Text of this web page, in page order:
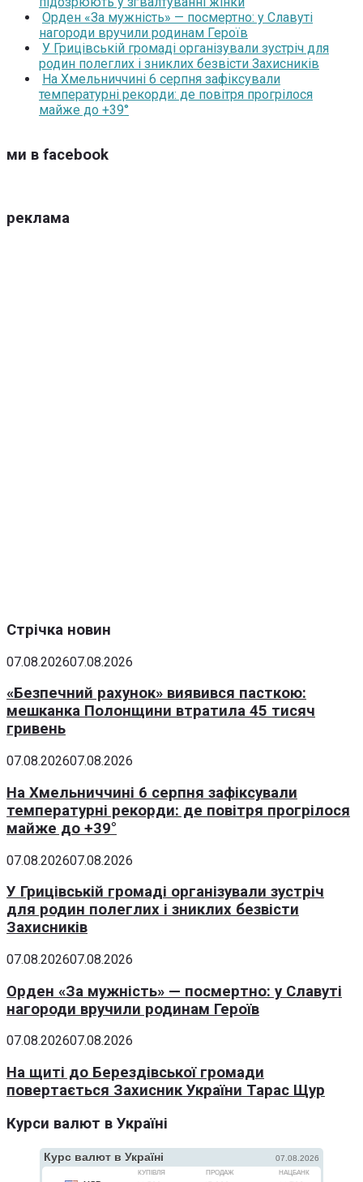
Орден «За мужність» — посмертно: у Славуті
нагороди вручили родинам Героїв
У Грицівській громаді організували зустріч для
родин полеглих і зниклих безвісти Захисників
На Хмельниччині 6 серпня зафіксували
температурні рекорди: де повітря прогрілося
майже до +39°
ми в facebook
реклама
Стрічка новин
07.08.202607.08.2026
«Безпечний рахунок» виявився пасткою:
мешканка Полонщини втратила 45 тисяч
гривень
07.08.202607.08.2026
На Хмельниччині 6 серпня зафіксували
температурні рекорди: де повітря прогрілося
майже до +39°
07.08.202607.08.2026
У Грицівській громаді організували зустріч
для родин полеглих і зниклих безвісти
Захисників
07.08.202607.08.2026
Орден «За мужність» — посмертно: у Славуті
нагороди вручили родинам Героїв
07.08.202607.08.2026
На щиті до Берездівської громади
повертається Захисник України Тарас Щур
Курси валют в Україні